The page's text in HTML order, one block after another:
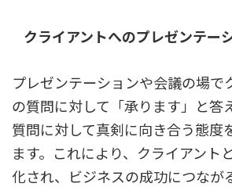
クライアントへのプレゼンテー
プレゼンテーションや会議の場で
の質問に対して「承ります」と答
質問に対して真剣に向き合う態度
ます。これにより、クライアント
化され、ビジネスの成功につなが